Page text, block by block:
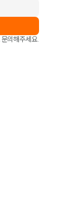
문의해주세요.